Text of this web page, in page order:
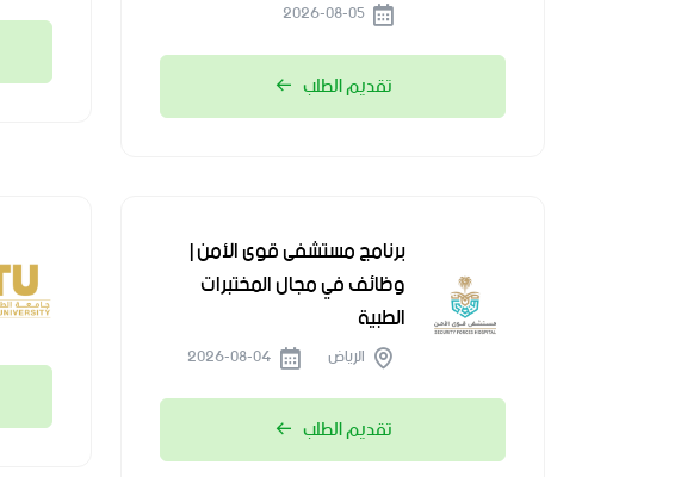
تقديم الطلب
برنامج مستشفى قوى الأمن |
وظائف في مجال المختبرات
الطبية
الرياض
تقديم الطلب